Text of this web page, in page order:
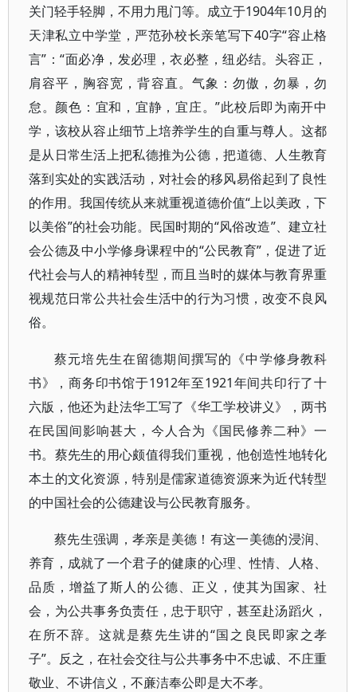
关门轻手轻脚，不用力甩门等。成立于1904年10月的
天津私立中学堂，严范孙校长亲笔写下40字“容止格
言”：“面必净，发必理，衣必整，纽必结。头容正，
肩容平，胸容宽，背容直。气象：勿傲，勿暴，勿
怠。颜色：宜和，宜静，宜庄。”此校后即为南开中
学，该校从容止细节上培养学生的自重与尊人。这都
是从日常生活上把私德推为公德，把道德、人生教育
落到实处的实践活动，对社会的移风易俗起到了良性
的作用。我国传统从来就重视道德价值“上以美政，下
以美俗”的社会功能。民国时期的“风俗改造”、建立社
会公德及中小学修身课程中的“公民教育”，促进了近
代社会与人的精神转型，而且当时的媒体与教育界重
视规范日常公共社会生活中的行为习惯，改变不良风
俗。
蔡元培先生在留德期间撰写的《中学修身教科
书》，商务印书馆于1912年至1921年间共印行了十
六版，他还为赴法华工写了《华工学校讲义》，两书
在民国间影响甚大，今人合为《国民修养二种》一
书。蔡先生的用心颇值得我们重视，他创造性地转化
本土的文化资源，特别是儒家道德资源来为近代转型
的中国社会的公德建设与公民教育服务。
蔡先生强调，孝亲是美德！有这一美德的浸润、
养育，成就了一个君子的健康的心理、性情、人格、
品质，增益了斯人的公德、正义，使其为国家、社
会，为公共事务负责任，忠于职守，甚至赴汤蹈火，
在所不辞。这就是蔡先生讲的“国之良民即家之孝
子”。反之，在社会交往与公共事务中不忠诚、不庄重
敬业、不讲信义，不亷洁奉公即是大不孝。